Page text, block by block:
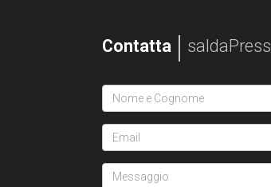
Contatta saldaPress